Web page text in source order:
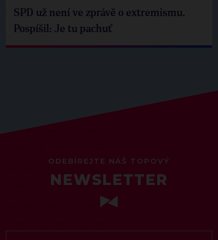
SPD už není ve zprávě o extremismu.
Pospíšil: Je tu pachuť
ODEBÍREJTE NÁŠ TOPOVÝ
NEWSLETTER